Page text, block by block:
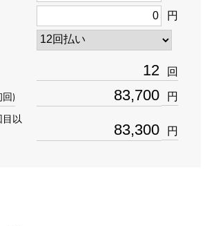
トゴールド
円
回
回) 円
目以
円